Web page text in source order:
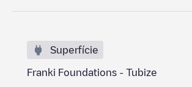
Superfície
Franki Foundations - Tubize